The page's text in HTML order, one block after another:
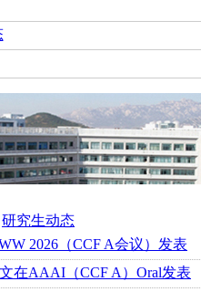
研究生动态
2026（CCF A会议）发表
在AAAI（CCF A）Oral发表